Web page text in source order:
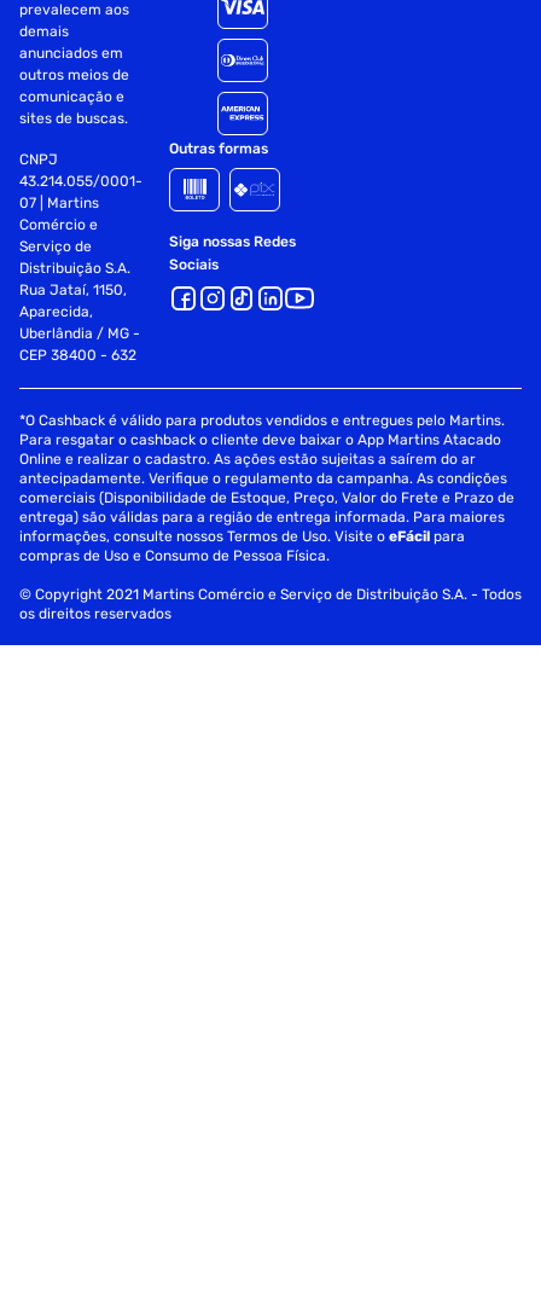
prevalecem aos
demais
anunciados em
outros meios de
comunicação e
sites de buscas.
CNPJ
43.214.055/0001-
07 | Martins
Comércio e
Serviço de
Distribuição S.A.
Rua Jataí, 1150,
Aparecida,
Uberlândia / MG -
CEP 38400 - 632
Outras formas
Siga nossas Redes
Sociais
*O Cashback é válido para produtos vendidos e entregues pelo Martins.
Para resgatar o cashback o cliente deve baixar o App Martins Atacado
Online e realizar o cadastro. As ações estão sujeitas a saírem do ar
antecipadamente. Verifique o regulamento da campanha. As condições
comerciais (Disponibilidade de Estoque, Preço, Valor do Frete e Prazo de
entrega) são válidas para a região de entrega informada. Para maiores
informações, consulte nossos Termos de Uso. Visite oeFácil para
compras de Uso e Consumo de Pessoa Física.
© Copyright 2021 Martins Comércio e Serviço de Distribuição S.A. - Todos
os direitos reservados